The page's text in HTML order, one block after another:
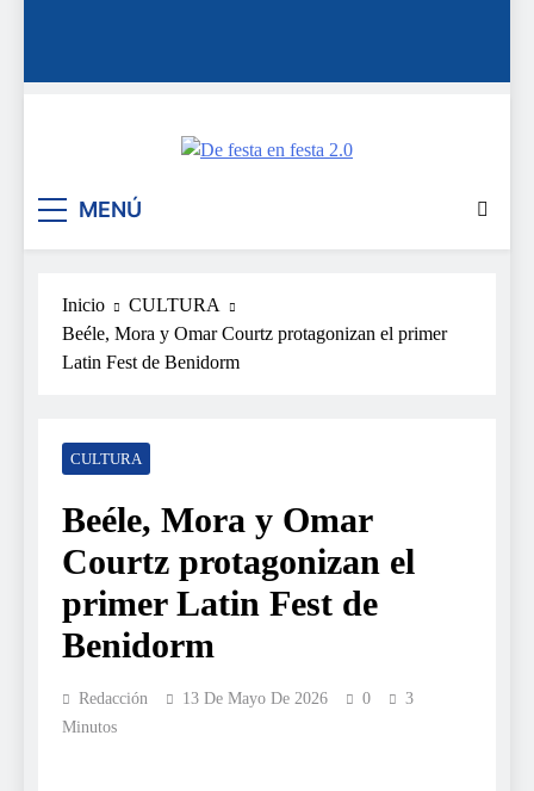
MENÚ
Inicio
CULTURA
Beéle, Mora y Omar Courtz protagonizan el primer
Latin Fest de Benidorm
CULTURA
Beéle, Mora y Omar
Courtz protagonizan el
primer Latin Fest de
Benidorm
Redacción 13 De Mayo De 2026 0
3
Minutos